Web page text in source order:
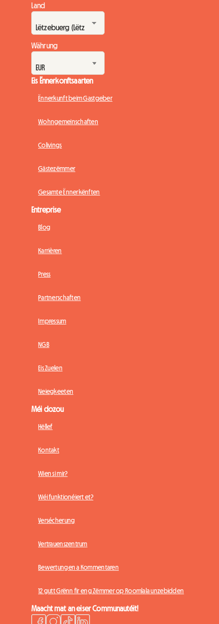
Land
Währung
Eis Ënnerkonftsaarten
Ënnerkunft beim Gastgeber
Wohngemeinschaften
Colivings
Gästezëmmer
Gesamte Ënnerkënften
Entreprise
Blog
Karrièren
Press
Partnerschaften
Impressum
NGB
Eis Zuelen
Neiegkeeten
Méi dozou
Hëllef
Kontakt
Wien si mir?
Wéi funktionéiert et?
Versécherung
Vertrauenszentrum
Bewertungen a Kommentaren
12 gutt Grënn fir eng Zëmmer op Roomlala unzebidden
Maacht mat an eiser Communautéit!